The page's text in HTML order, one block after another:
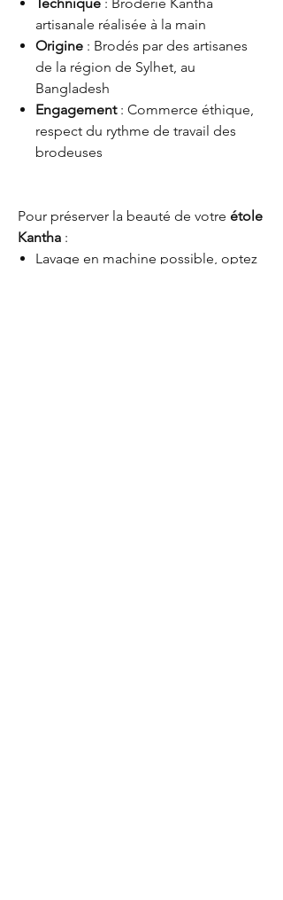
artisanale réalisée à la main
Origine : Brodés par des artisanes
de la région de Sylhet, au
Bangladesh
Engagement: Commerce éthique,
respect du rythme de travail des
brodeuses
Pour préserver la beauté de votre étole
Kantha :
Lavage en machine possible, optez